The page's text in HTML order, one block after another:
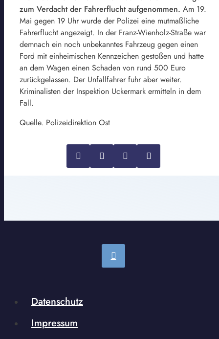
zum Verdacht der Fahrerflucht aufgenommen. Am 19.
Mai gegen 19 Uhr wurde der Polizei eine mutmaßliche
Fahrerflucht angezeigt. In der Franz-Wienholz-Straße war
demnach ein noch unbekanntes Fahrzeug gegen einen
Ford mit einheimischen Kennzeichen gestoßen und hatte
an dem Wagen einen Schaden von rund 500 Euro
zurückgelassen. Der Unfallfahrer fuhr aber weiter.
Kriminalisten der Inspektion Uckermark ermitteln in dem
Fall.
Quelle. Polizeidirektion Ost
Datenschutz
Impressum